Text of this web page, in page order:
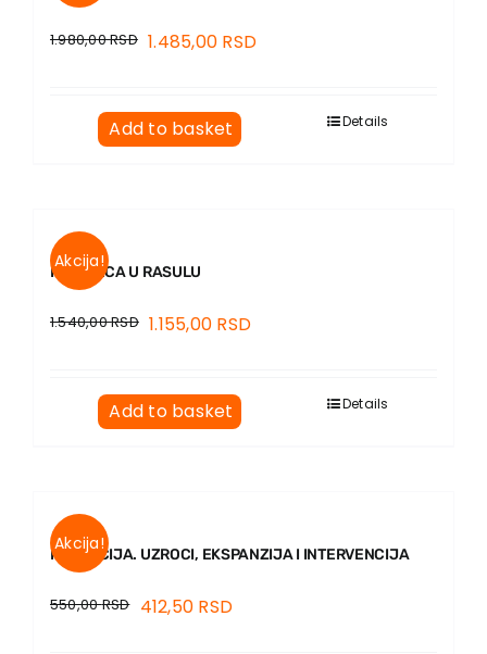
1.980,00RSD 1.485,00 RSD
Add to basket Details
Akcija!
PORODICA U RASULU
1.540,00RSD 1.155,00 RSD
Add to basket Details
Akcija!
KORUPCIJA. UZROCI, EKSPANZIJA I INTERVENCIJA
550,00RSD 412,50 RSD